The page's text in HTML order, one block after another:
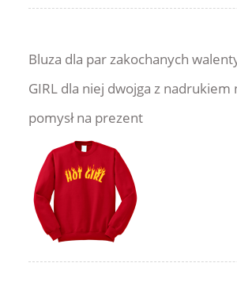
Bluza dla par zakochanych
GIRL dla niej dwojga z nadrukiem
pomysł na prezent